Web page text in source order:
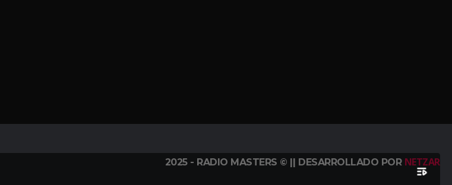
2025 - RADIO MASTERS © || DESARROLLADO POR NETZAR
playlist_play